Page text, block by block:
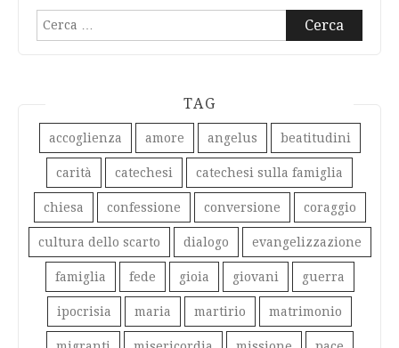
Ricerca
per:
TAG
accoglienza amore angelus beatitudini
carità catechesi catechesi sulla famiglia
chiesa confessione conversione coraggio
cultura dello scarto dialogo evangelizzazione
famiglia fede gioia giovani guerra
ipocrisia maria martirio matrimonio